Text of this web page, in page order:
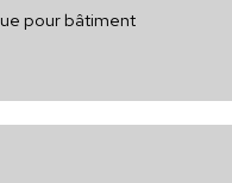
pour bâtiment